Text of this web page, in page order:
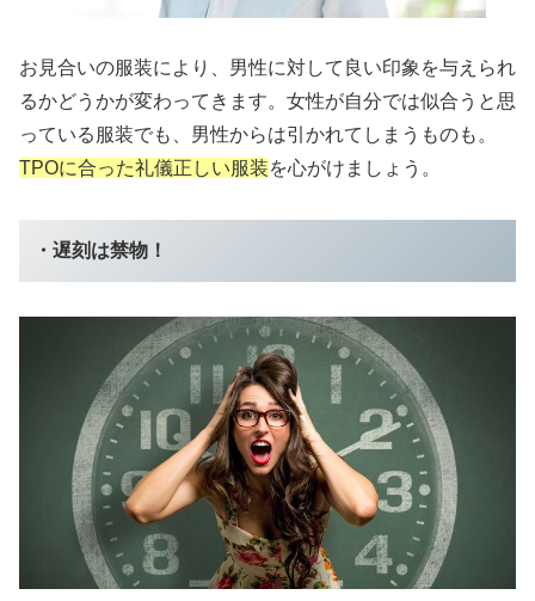
お見合いの服装により、男性に対して良い印象を与えられ
るかどうかが変わってきます。女性が自分では似合うと思
っている服装でも、男性からは引かれてしまうものも。
TPOに合った礼儀正しい服装を心がけましょう。
・遅刻は禁物！